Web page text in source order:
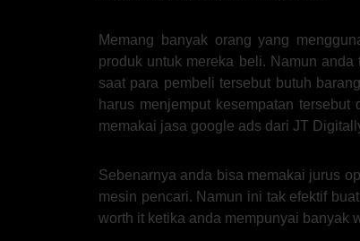
Memang banyak orang yang
produk untuk mereka beli. Namun
saat para pembeli tersebut butuh
harus menjemput kesempatan
memakai jasa google ads dari JT
Sebenarnya anda bisa memakai jurus
mesin pencari. Namun ini tak efektif
worth it ketika anda mempunyai banyak